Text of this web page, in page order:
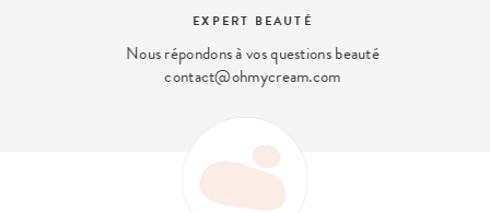
EXPERT BEAUTÉ
Nous répondons à vos questions beauté
contact@ohmycream.com